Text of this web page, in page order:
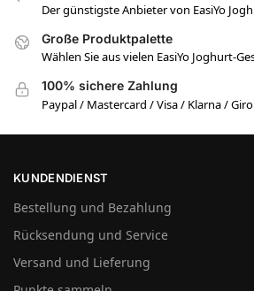
Der günstigste Anbieter von EasiYo
Große Produktpalette
Wählen Sie aus vielen EasiYo Joghurt-
100% sichere Zahlung
Paypal / Mastercard / Visa / Klarna /
KUNDENDIENST
Bestellung und Bezahlung
Rücksendung und Service
Versand und Lieferung